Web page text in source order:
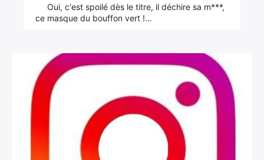
Oui, c'est spoilé dès le titre, il déchire sa m***,
ce masque du bouffon vert !…